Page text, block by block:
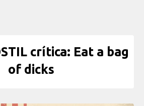
crítica: Eat a bag
of dicks